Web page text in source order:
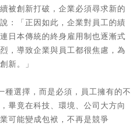
被創新打破，企業必須尋求新的
：「正因如此，企業對員工的績
日本傳統的終身雇用制也逐漸式
，導致企業與員工都很焦慮，為
新。」
種選擇，而是必須，員工擁有的不
畢竟在科技、環境、公司大方向
可能變成包袱，不再是競爭